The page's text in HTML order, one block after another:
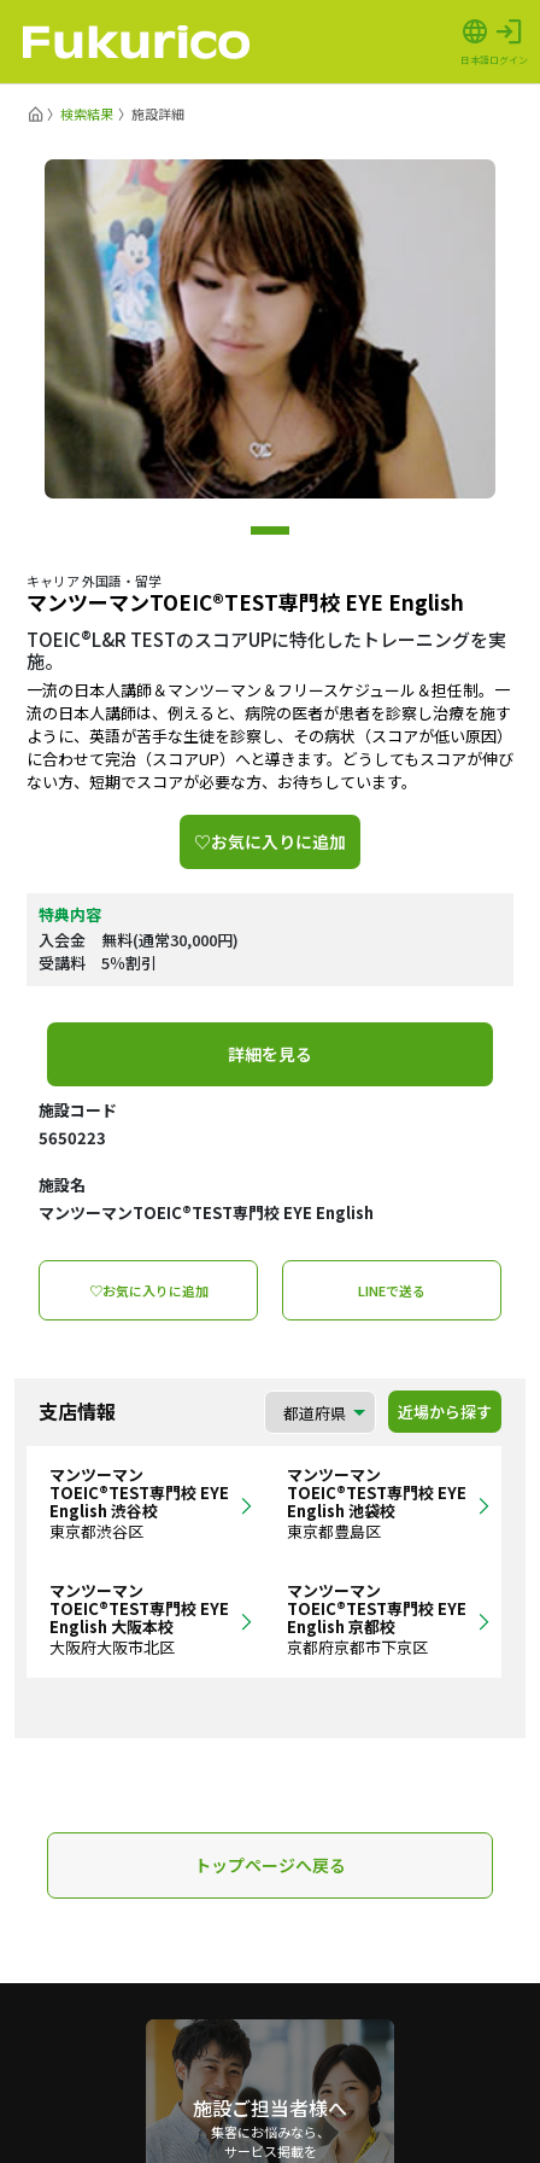
日本語ログイン
検索結果 施設詳細
キャリア 外国語・留学
マンツーマンTOEIC®TEST専門校 EYE English
TOEIC®L&R TESTのスコアUPに特化したトレーニングを実
施。
一流の日本人講師＆マンツーマン＆フリースケジュール＆担任制。一
流の日本人講師は、例えると、病院の医者が患者を診察し治療を施す
ように、英語が苦手な生徒を診察し、その病状（スコアが低い原因）
に合わせて完治（スコアUP）へと導きます。どうしてもスコアが伸び
ない方、短期でスコアが必要な方、お待ちしています。
♡お気に入りに追加
特典内容
入会金 無料(通常30,000円)
受講料 5％割引
詳細を見る
施設コード
5650223
施設名
マンツーマンTOEIC®TEST専門校 EYE English
♡お気に入りに追加 LINEで送る
支店情報 近場から探す
マンツーマン
TOEIC®TEST専門校 EYE
English 渋谷校
東京都渋谷区
マンツーマン
TOEIC®TEST専門校 EYE
English 池袋校
東京都豊島区
マンツーマン
TOEIC®TEST専門校 EYE
English 大阪本校
大阪府大阪市北区
マンツーマン
TOEIC®TEST専門校 EYE
English 京都校
京都府京都市下京区
トップページへ戻る
施設ご担当者様へ
集客にお悩みなら、
サービス掲載を